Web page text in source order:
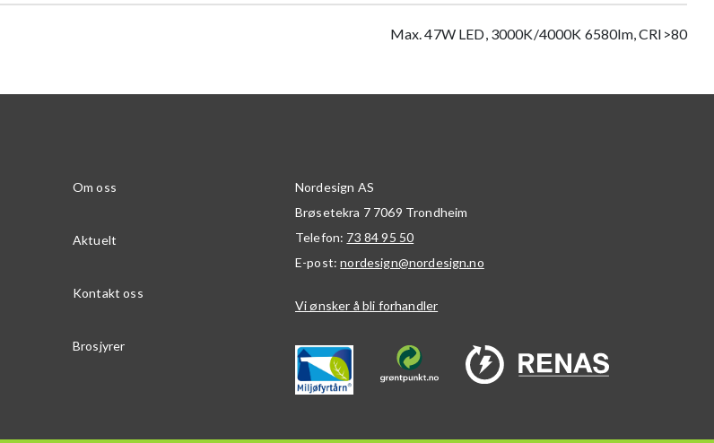
Max. 47W LED, 3000K/4000K 6580lm, CRI>80
Om oss
Aktuelt
Kontakt oss
Brosjyrer
Nordesign AS
Brøsetekra 7 7069 Trondheim
Telefon: 73 84 95 50
E-post:nordesign@nordesign.no
Vi ønsker å bli forhandler